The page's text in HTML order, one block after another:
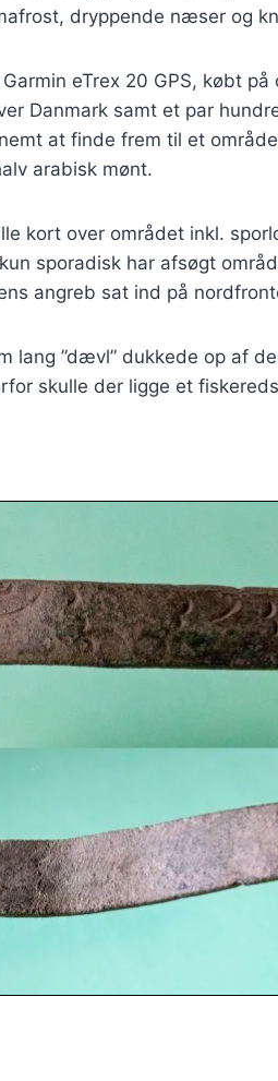
dryppende næser og
eTrex 20 GPS, købt
Danmark samt et par
at finde frem til et
arabisk mønt.
kort over området inkl.
sporadisk har afsøgt
angreb sat ind på
lang ”dævl” dukkede op af
skulle der ligge et